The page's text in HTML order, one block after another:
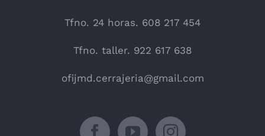
Tfno. 24 horas. 608 217 454
Tfno. taller. 922 617 638
ofijmd.cerrajeria@gmail.com